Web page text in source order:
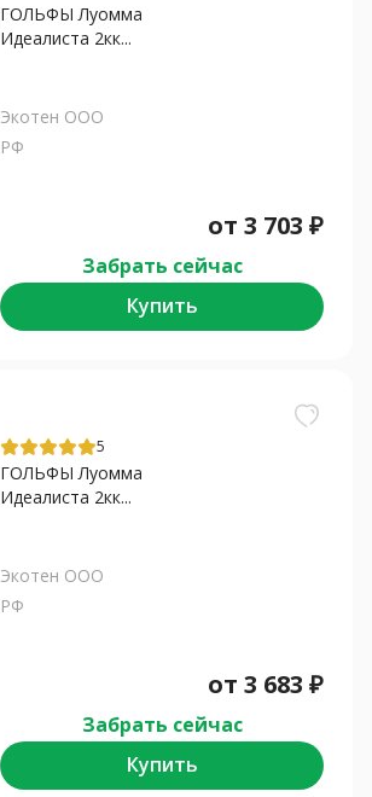
ГОЛЬФЫ Луомма
Идеалиста 2кк...
Экотен ООО
РФ
от 3 703 ₽
Забрать сейчас
Купить
5
ГОЛЬФЫ Луомма
Идеалиста 2кк...
Экотен ООО
РФ
от 3 683 ₽
Забрать сейчас
Купить